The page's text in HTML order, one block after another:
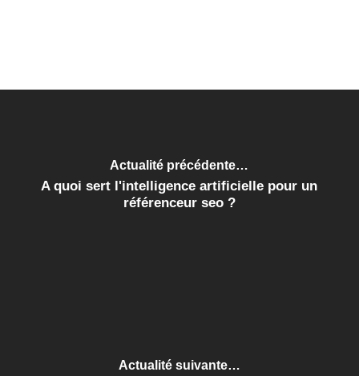
Actualité précédente…
A quoi sert l'intelligence artificielle pour un
référenceur seo ?
Actualité suivante…